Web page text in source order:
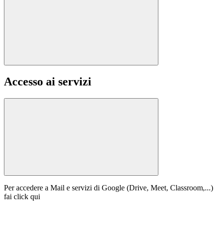
Accesso ai servizi
Per accedere a Mail e servizi di Google (Drive, Meet, Classroom,...)
fai click qui